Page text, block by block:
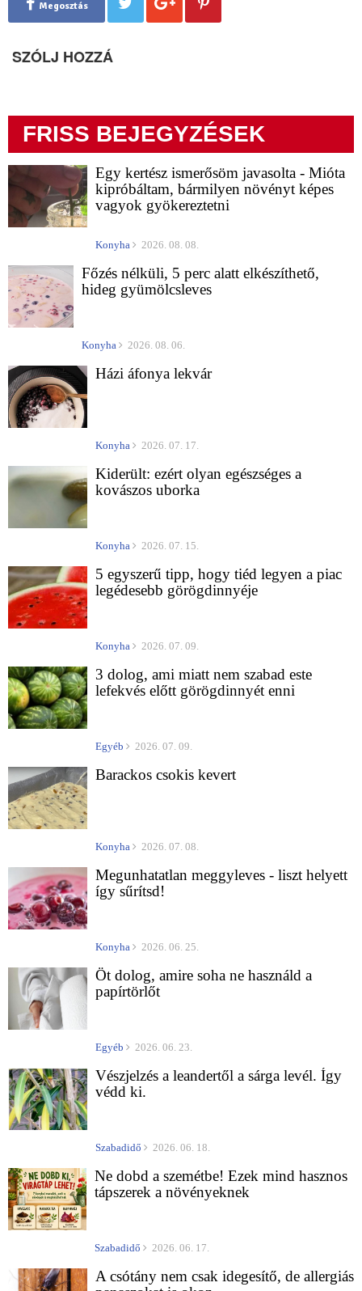
Megosztás
SZÓLJ HOZZÁ
FRISS BEJEGYZÉSEK
Egy kertész ismerősöm javasolta - Mióta
kipróbáltam, bármilyen növényt képes
vagyok gyökereztetni
Konyha 2026. 08. 08.
Főzés nélküli, 5 perc alatt elkészíthető,
hideg gyümölcsleves
Konyha 2026. 08. 06.
Házi áfonya lekvár
Konyha 2026. 07. 17.
Kiderült: ezért olyan egészséges a
kovászos uborka
Konyha 2026. 07. 15.
5 egyszerű tipp, hogy tiéd legyen a piac
legédesebb görögdinnyéje
Konyha 2026. 07. 09.
3 dolog, ami miatt nem szabad este
lefekvés előtt görögdinnyét enni
Egyéb 2026. 07. 09.
Barackos csokis kevert
Konyha 2026. 07. 08.
Megunhatatlan meggyleves - liszt helyett
így sűrítsd!
Konyha 2026. 06. 25.
Öt dolog, amire soha ne használd a
papírtörlőt
Egyéb 2026. 06. 23.
Vészjelzés a leandertől a sárga levél. Így
védd ki.
Szabadidő 2026. 06. 18.
Ne dobd a szemétbe! Ezek mind hasznos
tápszerek a növényeknek
Szabadidő 2026. 06. 17.
A csótány nem csak idegesítő, de allergiás